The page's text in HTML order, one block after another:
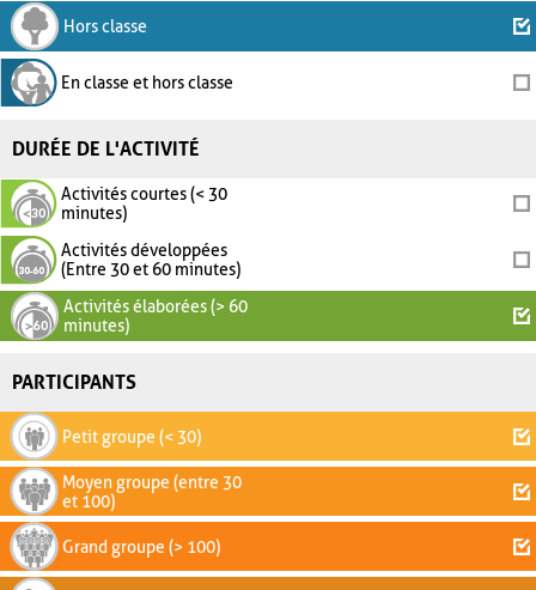
Hors classe
En classe et hors classe
DURÉE DE L'ACTIVITÉ
Activités courtes (< 30
minutes)
Activités développées
(Entre 30 et 60 minutes)
Activités élaborées (> 60
minutes)
PARTICIPANTS
Petit groupe (< 30)
Moyen groupe (entre 30
et 100)
Grand groupe (> 100)